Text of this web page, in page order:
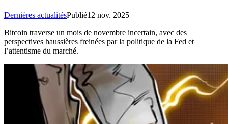
Dernières actualitésPublié12 nov. 2025
Bitcoin traverse un mois de novembre incertain, avec des
perspectives haussières freinées par la politique de la Fed et
l’attentisme du marché.